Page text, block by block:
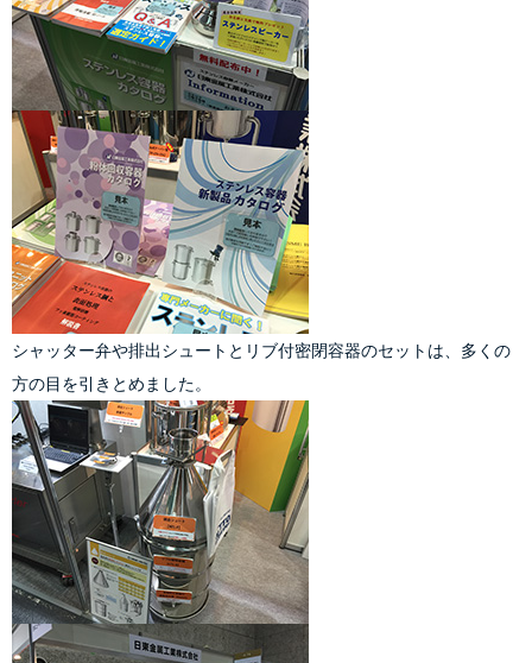
シャッター弁や排出シュート と リブ付密閉容器のセットは、多くの
方の目を引きとめました。